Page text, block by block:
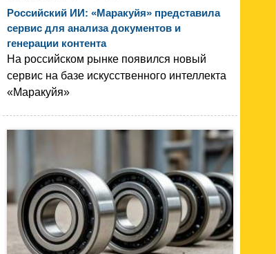
Российский ИИ: «Маракуйя» представила
сервис для анализа документов и
генерации контента
На российском рынке появился новый
сервис на базе искусственного интеллекта
«Маракуйя»